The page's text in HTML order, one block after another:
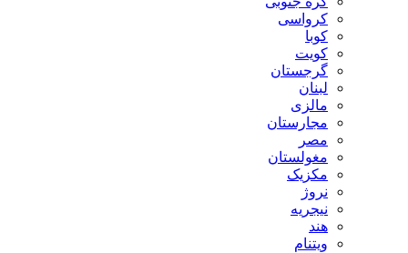
کرواسی
کوبا
کویت
گرجستان
لبنان
مالزی
مجارستان
مصر
مغولستان
مکزیک
نروژ
نیجریه
هند
ویتنام